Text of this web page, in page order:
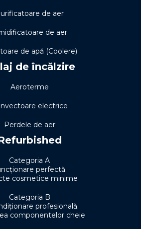
de aer
de aer
de apă (Coolere)
de încălzire
Aeroterme
electrice
Perdele de aer
Categoria A
perfectă.
cosmetice minime
Categoria B
profesională.
componentelor cheie